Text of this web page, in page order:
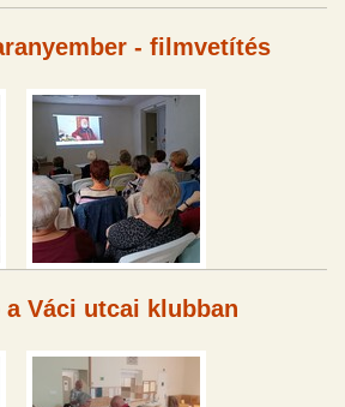
- filmvetítés
a Váci utcai klubban